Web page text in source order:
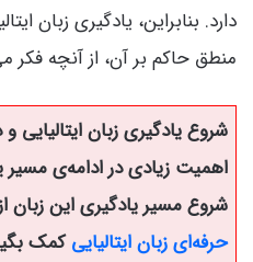
دارد. بنابراین، یادگیری زبان
منطق حاکم بر آن، از آنچه فکر
شروع یادگیری زبان
اهمیت زیادی در ادامه‌ی مسیر
شروع مسیر یادگیری این زبان
حرفه‌ای زبان ایتالیاییکمک